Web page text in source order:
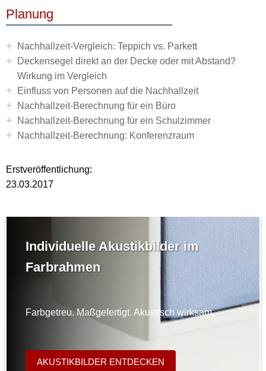
Planung
+ Nachhallzeit-Vergleich: Teppich vs. Parkett
+
Deckensegel direkt an der Decke oder mit Abstand?
Wirkung im Vergleich
+ Einfluss von Personen auf die Nachhallzeit
+ Nachhallzeit-Berechnung für ein Büro
+ Nachhallzeit-Berechnung für ein Schulzimmer
+ Nachhallzeit-Berechnung: Konferenzraum
Erstveröffentlichung:
23.03.2017
Individuelle Akustikbilder im
Farbrahmen
Farbgetreu. Maßgefertigt. Akustisch wirksam.
AKUSTIKBILDER ENTDECKEN